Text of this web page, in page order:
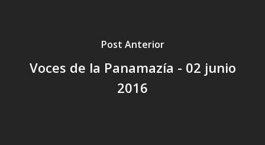
Post Anterior
Voces de la Panamazía - 02 junio
2016